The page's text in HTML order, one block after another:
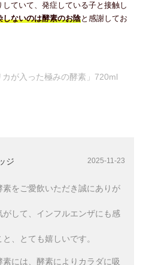
ていて、発症している子と接触し
しないのは酵素のお陰と感謝してお
が入った極みの酵素」720ml
ジ 2025-11-23
素をご愛飲いただき誠にありが
して、インフルエンザにも感
、とても嬉しいです。
には、酵素によりカラダに吸